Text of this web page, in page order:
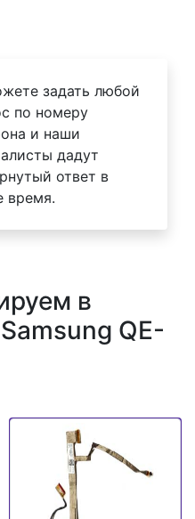
задать любой
по номеру
и наши
дадут
ответ в
время.
в
QE-